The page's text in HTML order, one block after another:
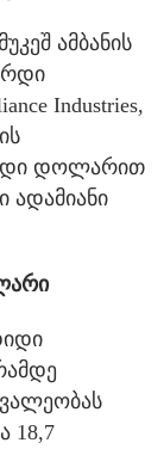
ამბანის
Industries,
დოლარით
ადამიანი
18,7